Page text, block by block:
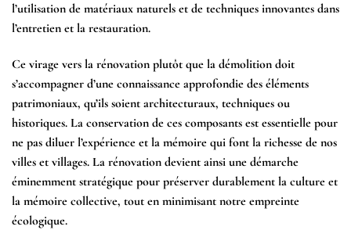
l’utilisation de matériaux naturels et de techniques innovantes dans
l’entretien et la restauration.
Ce virage vers la rénovation plutôt que la démolition doit
s’accompagner d’une connaissance approfondie des éléments
patrimoniaux, qu’ils soient architecturaux, techniques ou
historiques. La conservation de ces composants est essentielle pour
ne pas diluer l’expérience et la mémoire qui font la richesse de nos
villes et villages. La rénovation devient ainsi une démarche
éminemment stratégique pour préserver durablement la culture et
la mémoire collective, tout en minimisant notre empreinte
écologique.